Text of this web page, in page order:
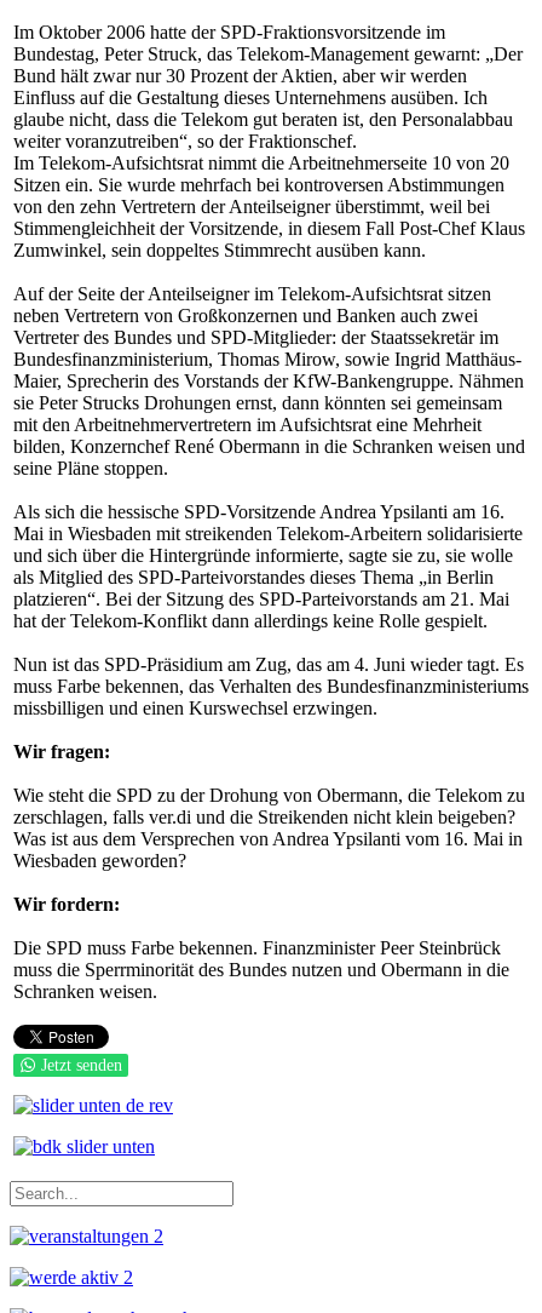
Im Oktober 2006 hatte der SPD-Fraktionsvorsitzende im
Bundestag, Peter Struck, das Telekom-Management gewarnt: „Der
Bund hält zwar nur 30 Prozent der Aktien, aber wir werden
Einfluss auf die Gestaltung dieses Unternehmens ausüben. Ich
glaube nicht, dass die Telekom gut beraten ist, den Personalabbau
weiter voranzutreiben“, so der Fraktionschef.
Im Telekom-Aufsichtsrat nimmt die Arbeitnehmerseite 10 von 20
Sitzen ein. Sie wurde mehrfach bei kontroversen Abstimmungen
von den zehn Vertretern der Anteilseigner überstimmt, weil bei
Stimmengleichheit der Vorsitzende, in diesem Fall Post-Chef Klaus
Zumwinkel, sein doppeltes Stimmrecht ausüben kann.
Auf der Seite der Anteilseigner im Telekom-Aufsichtsrat sitzen
neben Vertretern von Großkonzernen und Banken auch zwei
Vertreter des Bundes und SPD-Mitglieder: der Staatssekretär im
Bundesfinanzministerium, Thomas Mirow, sowie Ingrid Matthäus-
Maier, Sprecherin des Vorstands der KfW-Bankengruppe. Nähmen
sie Peter Strucks Drohungen ernst, dann könnten sei gemeinsam
mit den Arbeitnehmervertretern im Aufsichtsrat eine Mehrheit
bilden, Konzernchef René Obermann in die Schranken weisen und
seine Pläne stoppen.
Als sich die hessische SPD-Vorsitzende Andrea Ypsilanti am 16.
Mai in Wiesbaden mit streikenden Telekom-Arbeitern solidarisierte
und sich über die Hintergründe informierte, sagte sie zu, sie wolle
als Mitglied des SPD-Parteivorstandes dieses Thema „in Berlin
platzieren“. Bei der Sitzung des SPD-Parteivorstands am 21. Mai
hat der Telekom-Konflikt dann allerdings keine Rolle gespielt.
Nun ist das SPD-Präsidium am Zug, das am 4. Juni wieder tagt. Es
muss Farbe bekennen, das Verhalten des Bundesfinanzministeriums
missbilligen und einen Kurswechsel erzwingen.
Wir fragen:
Wie steht die SPD zu der Drohung von Obermann, die Telekom zu
zerschlagen, falls ver.di und die Streikenden nicht klein beigeben?
Was ist aus dem Versprechen von Andrea Ypsilanti vom 16. Mai in
Wiesbaden geworden?
Wir fordern:
Die SPD muss Farbe bekennen. Finanzminister Peer Steinbrück
muss die Sperrminorität des Bundes nutzen und Obermann in die
Schranken weisen.
Jetzt senden